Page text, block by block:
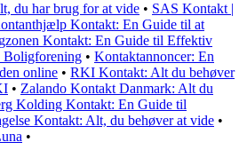
du har brug for at vide • SAS Kontakt |
Kontakt: En Guide til at
Kontakt: En Guide til Effektiv
Boligforening • Kontaktannoncer: En
online • RKI Kontakt: Alt du behøver
• Zalando Kontakt Danmark: Alt du
Kolding Kontakt: En Guide til
Kontakt: Alt, du behøver at vide •
•